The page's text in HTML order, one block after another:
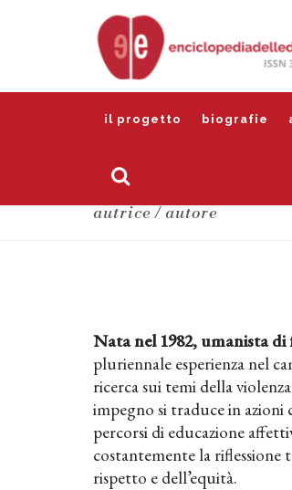
il progetto biografie
autrice / autore
Nata nel 1982, umanista
pluriennale esperienza nel
ricerca sui temi della
impegno si traduce in azioni
percorsi di educazione
costantemente la
rispetto e dell’equità.